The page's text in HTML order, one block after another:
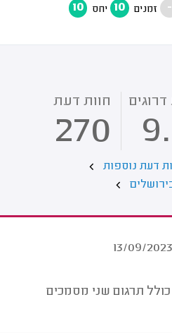
- זמנים 10 יחס 10
חוות דעת
270
דעת נוספות
13/09/2023
כולל תרגום שני מסמכים